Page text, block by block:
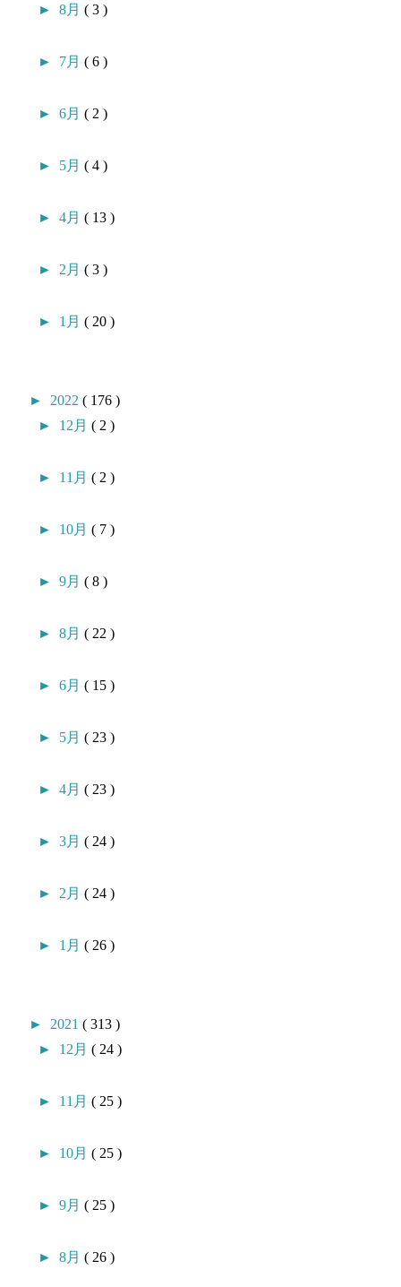
►8月( 3 )
► 7月( 6 )
►6月( 2 )
► 5月( 4 )
►4月( 13 )
► 2月( 3 )
► 1月( 20 )
► 2022( 176 )
► 12月( 2 )
► 11月( 2 )
► 10月( 7 )
►9月( 8 )
►8月( 22 )
►6月( 15 )
► 5月( 23 )
►4月( 23 )
►3月( 24 )
► 2月( 24 )
► 1月( 26 )
► 2021( 313 )
► 12月( 24 )
► 11月( 25 )
► 10月( 25 )
►9月( 25 )
►8月( 26 )